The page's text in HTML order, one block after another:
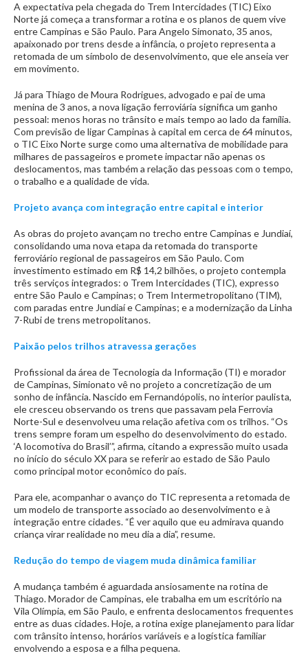
A expectativa pela chegada do Trem Intercidades (TIC) Eixo
Norte já começa a transformar a rotina e os planos de quem vive
entre Campinas e São Paulo. Para Angelo Simonato, 35 anos,
apaixonado por trens desde a infância, o projeto representa a
retomada de um símbolo de desenvolvimento, que ele anseia ver
em movimento.
Já para Thiago de Moura Rodrigues, advogado e pai de uma
menina de 3 anos, a nova ligação ferroviária significa um ganho
pessoal: menos horas no trânsito e mais tempo ao lado da família.
Com previsão de ligar Campinas à capital em cerca de 64 minutos,
o TIC Eixo Norte surge como uma alternativa de mobilidade para
milhares de passageiros e promete impactar não apenas os
deslocamentos, mas também a relação das pessoas com o tempo,
o trabalho e a qualidade de vida.
Projeto avança com integração entre capital e interior
As obras do projeto avançam no trecho entre Campinas e Jundiaí,
consolidando uma nova etapa da retomada do transporte
ferroviário regional de passageiros em São Paulo. Com
investimento estimado em R$ 14,2 bilhões, o projeto contempla
três serviços integrados: o Trem Intercidades (TIC), expresso
entre São Paulo e Campinas; o Trem Intermetropolitano (TIM),
com paradas entre Jundiaí e Campinas; e a modernização da Linha
7-Rubi de trens metropolitanos.
Paixão pelos trilhos atravessa gerações
Profissional da área de Tecnologia da Informação (TI) e morador
de Campinas, Simionato vê no projeto a concretização de um
sonho de infância. Nascido em Fernandópolis, no interior paulista,
ele cresceu observando os trens que passavam pela Ferrovia
Norte-Sul e desenvolveu uma relação afetiva com os trilhos. “Os
trens sempre foram um espelho do desenvolvimento do estado.
‘A locomotiva do Brasil’”, afirma, citando a expressão muito usada
no início do século XX para se referir ao estado de São Paulo
como principal motor econômico do país.
Para ele, acompanhar o avanço do TIC representa a retomada de
um modelo de transporte associado ao desenvolvimento e à
integração entre cidades. “É ver aquilo que eu admirava quando
criança virar realidade no meu dia a dia”, resume.
Redução do tempo de viagem muda dinâmica familiar
A mudança também é aguardada ansiosamente na rotina de
Thiago. Morador de Campinas, ele trabalha em um escritório na
Vila Olímpia, em São Paulo, e enfrenta deslocamentos frequentes
entre as duas cidades. Hoje, a rotina exige planejamento para lidar
com trânsito intenso, horários variáveis e a logística familiar
envolvendo a esposa e a filha pequena.